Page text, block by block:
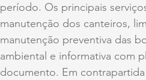
período. Os principais
manutenção dos canteiros,
manutenção preventiva das
ambiental e informativa com
documento. Em